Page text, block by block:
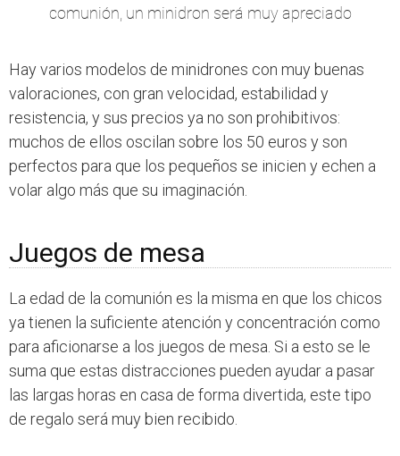
comunión, un minidron será muy apreciado
Hay varios modelos de minidrones con muy buenas
valoraciones, con gran velocidad, estabilidad y
resistencia, y sus precios ya no son prohibitivos:
muchos de ellos oscilan sobre los 50 euros y son
perfectos para que los pequeños se inicien y echen a
volar algo más que su imaginación.
Juegos de mesa
La edad de la comunión es la misma en que los chicos
ya tienen la suficiente atención y concentración como
para aficionarse a los juegos de mesa. Si a esto se le
suma que estas distracciones pueden ayudar a pasar
las largas horas en casa de forma divertida, este tipo
de regalo será muy bien recibido.